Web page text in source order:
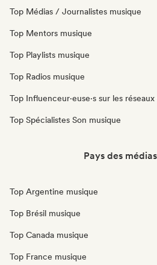
Top Médias / Journalistes musique
Top Mentors musique
Top Playlists musique
Top Radios musique
Top Influenceur·euse·s sur les
Top Spécialistes Son musique
Pays des
Top Argentine musique
Top Brésil musique
Top Canada musique
Top France musique